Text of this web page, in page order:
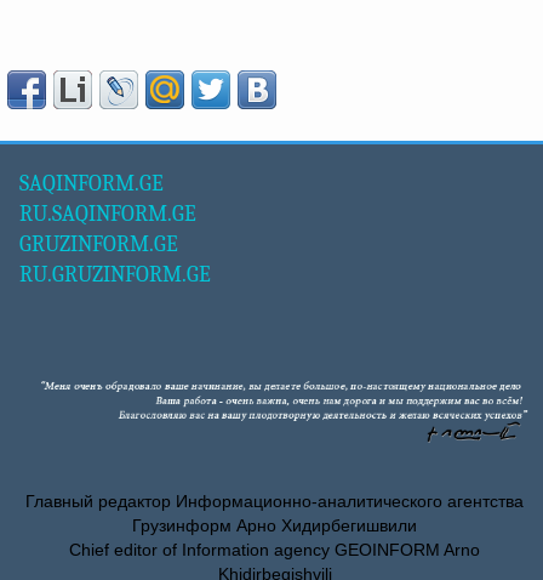
SAQINFORM.GE
RU.SAQINFORM.GE
GRUZINFORM.GE
RU.GRUZINFORM.GE
Главный редактор Информационно-аналитического агентства
Грузинформ Арно Хидирбегишвили
Chief editor of Information agency GEOINFORM Arno
Khidirbegishvili